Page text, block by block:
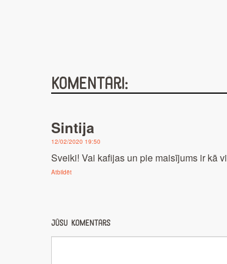
Komentāri:
Sintija
12/02/2020 19:50
Sveiki! Vai kafijas un pie maisījums ir kā
Atbildēt
Jūsu komentārs